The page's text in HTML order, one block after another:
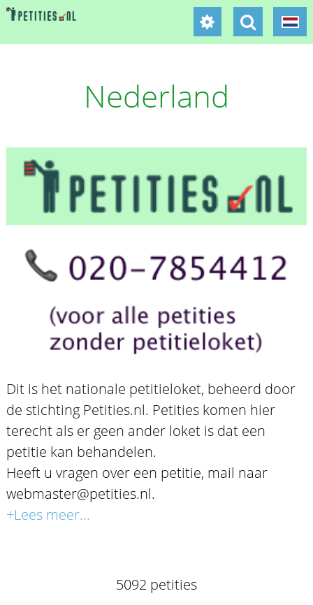
Nederland
Dit is het nationale petitieloket, beheerd door
de stichting Petities.nl. Petities komen hier
terecht als er geen ander loket is dat een
petitie kan behandelen.
Heeft u vragen over een petitie, mail naar
webmaster@petities.nl.
+Lees meer...
5092 petities